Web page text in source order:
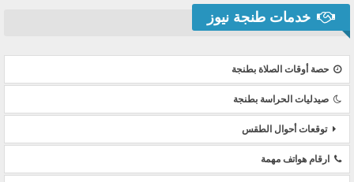
خدمات طنجة نيوز
حصة أوقات الصلاة بطنجة
صيدليات الحراسة بطنجة
توقعات أحوال الطقس
ارقام هواتف مهمة